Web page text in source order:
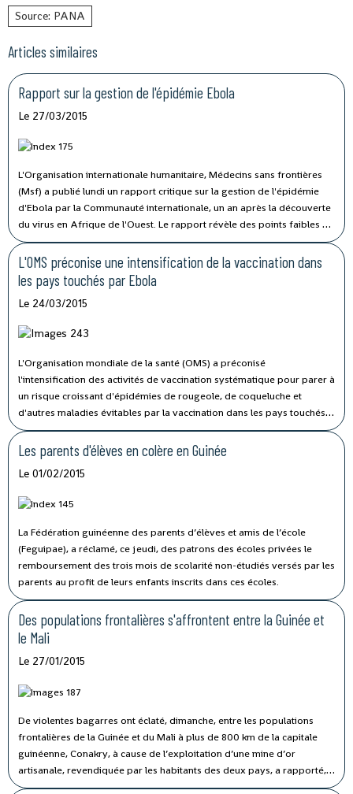
Source: PANA
Articles similaires
Rapport sur la gestion de l'épidémie Ebola
Le 27/03/2015
L'Organisation internationale humanitaire, Médecins sans frontières
(Msf) a publié lundi un rapport critique sur la gestion de l'épidémie
d'Ebola par la Communauté internationale, un an après la découverte
du virus en Afrique de l'Ouest. Le rapport révèle des points faibles de
la réaction internationale à cette crise de santé, soulignant sous forme
de mise en garde, que l'épidémie n'est pas vaincue malgré la baisse
globale des cas.
L'OMS préconise une intensification de la vaccination dans
les pays touchés par Ebola
Le 24/03/2015
L'Organisation mondiale de la santé (OMS) a préconisé
l'intensification des activités de vaccination systématique pour parer à
un risque croissant d'épidémies de rougeole, de coqueluche et
d'autres maladies évitables par la vaccination dans les pays touchés
par Ebola.
Les parents d'élèves en colère en Guinée
Le 01/02/2015
La Fédération guinéenne des parents d’élèves et amis de l’école
(Feguipae), a réclamé, ce jeudi, des patrons des écoles privées le
remboursement des trois mois de scolarité non-étudiés versés par les
parents au profit de leurs enfants inscrits dans ces écoles.
Des populations frontalières s'affrontent entre la Guinée et
le Mali
Le 27/01/2015
De violentes bagarres ont éclaté, dimanche, entre les populations
frontalières de la Guinée et du Mali à plus de 800 km de la capitale
guinéenne, Conakry, à cause de l’exploitation d’une mine d’or
artisanale, revendiquée par les habitants des deux pays, a rapporté,
lundi, la Radio Télévision Guinéenne (RTG), citant l’Agence Guinéenne